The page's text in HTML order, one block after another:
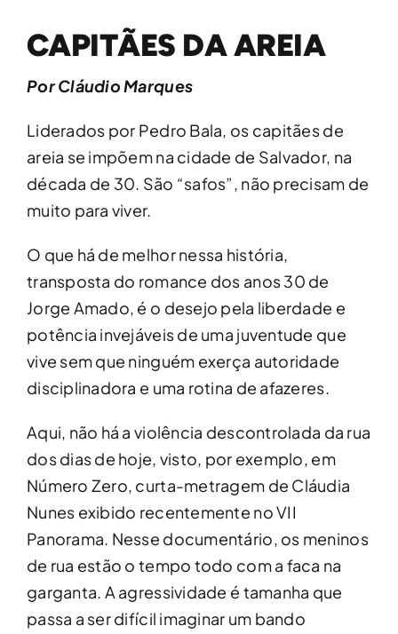
CAPITÃES DA AREIA
Por Cláudio Marques
Liderados por Pedro Bala, os capitães de
areia se impõem na cidade de Salvador, na
década de 30. São “safos”, não precisam de
muito para viver.
O que há de melhor nessa história,
transposta do romance dos anos 30 de
Jorge Amado, é o desejo pela liberdade e
potência invejáveis de uma juventude que
vive sem que ninguém exerça autoridade
disciplinadora e uma rotina de afazeres.
Aqui, não há a violência descontrolada da rua
dos dias de hoje, visto, por exemplo, em
Número Zero, curta-metragem de Cláudia
Nunes exibido recentemente no VII
Panorama. Nesse documentário, os meninos
de rua estão o tempo todo com a faca na
garganta. A agressividade é tamanha que
passa a ser difícil imaginar um bando